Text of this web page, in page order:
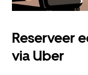
Reserveer
via Uber